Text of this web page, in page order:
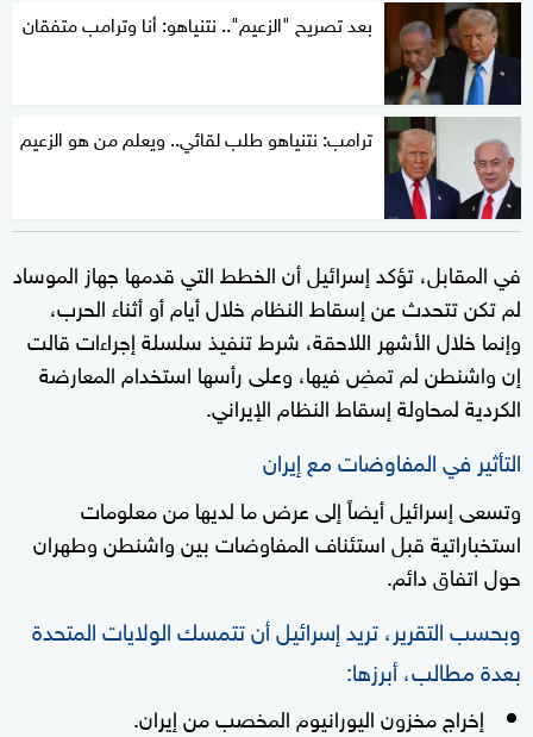
بعد تصريح "الزعيم".. نتنياهو: أنا وترامب متفقان
ترامب: نتنياهو طلب لقائي.. ويعلم من هو الزعيم
في المقابل، تؤكد إسرائيل أن الخطط التي قدمها جهاز الموساد
لم تكن تتحدث عن إسقاط النظام خلال أيام أو أثناء الحرب،
وإنما خلال الأشهر اللاحقة، شرط تنفيذ سلسلة إجراءات قالت
إن واشنطن لم تمضِ فيها، وعلى رأسها استخدام المعارضة
الكردية لمحاولة إسقاط النظام الإيراني.
التأثير في المفاوضات مع إيران
وتسعى إسرائيل أيضاً إلى عرض ما لديها من معلومات
استخباراتية قبل استئناف المفاوضات بين واشنطن وطهران
حول اتفاق دائم.
وبحسب التقرير، تريد إسرائيل أن تتمسك الولايات المتحدة
بعدة مطالب، أبرزها:
إخراج مخزون اليورانيوم المخصب من إيران.